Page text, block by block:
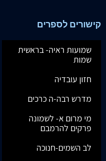
קישורים לספרים
שמועות ראיה- בראשית
שמות
חזון עובדיה
מדרש רבה-ה כרכים
מי מרום א- לשמונה
פרקים להרמבם
לב השמים-חנוכה